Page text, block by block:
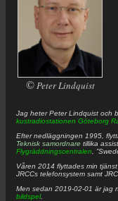
© Peter Lindquist
Jag heterPeter Lindquist och
kustradiostationen Göteborg
Efter nedläggningen 1995,
Teknisk samordnare tillika
Flygräddningscentralen ,
Våren 2014 flyttades min
JRCCs telefonsystem samt
Men sedan 2019-02-01 är jag
bildspel.